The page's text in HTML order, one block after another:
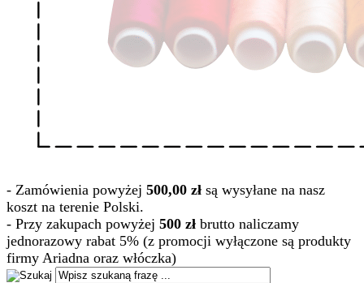
- Zamówienia powyżej 500,00 zł są wysyłane na nasz
koszt na terenie Polski.
- Przy zakupach powyżej 500 zł brutto naliczamy
jednorazowy rabat 5% (z promocji wyłączone są produkty
firmy Ariadna oraz włóczka)